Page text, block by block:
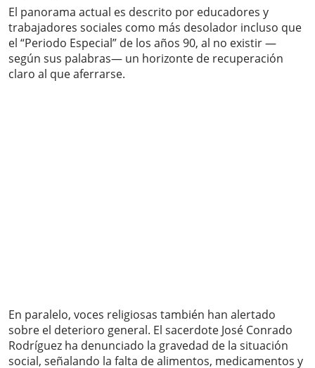
El panorama actual es descrito por educadores y
trabajadores sociales como más desolador incluso que
el “Periodo Especial” de los años 90, al no existir —
según sus palabras— un horizonte de recuperación
claro al que aferrarse.
En paralelo, voces religiosas también han alertado
sobre el deterioro general. El sacerdote José Conrado
Rodríguez ha denunciado la gravedad de la situación
social, señalando la falta de alimentos, medicamentos y